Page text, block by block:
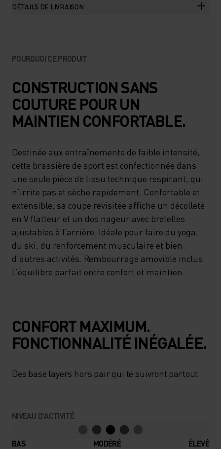
DÉTAILS DE LIVRAISON
POURQUOI CE PRODUIT
CONSTRUCTION SANS
COUTURE POUR UN
MAINTIEN CONFORTABLE.
Destinée aux entraînements de faible intensité,
cette brassière de sport est confectionnée dans
une seule pièce de tissu technique respirant, qui
n’irrite pas et sèche rapidement. Confortable et
extensible, sa coupe revisitée affiche un décolleté
en V flatteur et un dos nageur avec bretelles
ajustables à l’arrière. Idéale pour faire du yoga,
du ski, du renforcement musculaire et bien
d’autres activités. Rembourrage amovible inclus.
L’équilibre parfait entre confort et maintien.
CONFORT MAXIMUM.
FONCTIONNALITÉ INÉGALÉE.
Des base layers hors pair qui te suivront partout.
NIVEAU D'ACTIVITÉ
BAS MODÉRÉ ÉLEVÉ